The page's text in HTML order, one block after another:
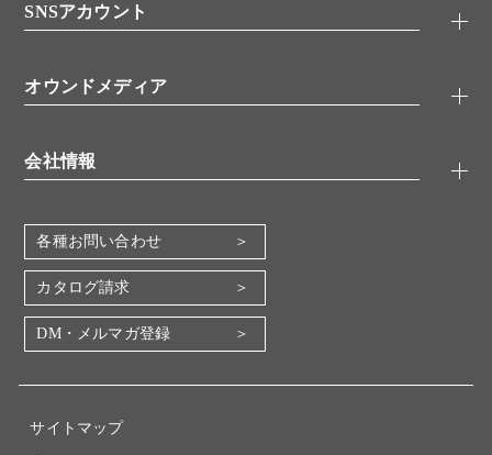
分子生物
バイオメディカル(環境・食品)
機器・消耗品
アプリケーションノート
書類ダウンロード
SNSアカウント
YouTube
オウンドメディア
会社情報
会社概要
地図・アクセス（本社）
IR情報
電子公告
各種お問い合わせ
カタログ請求
DM・メルマガ登録
サイトマップ